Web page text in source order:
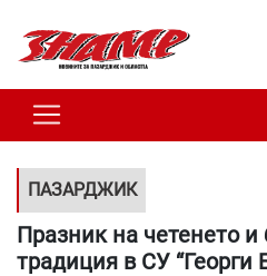
ПАЗАРДЖИК
Празник на четенето и
традиция в СУ “Георги